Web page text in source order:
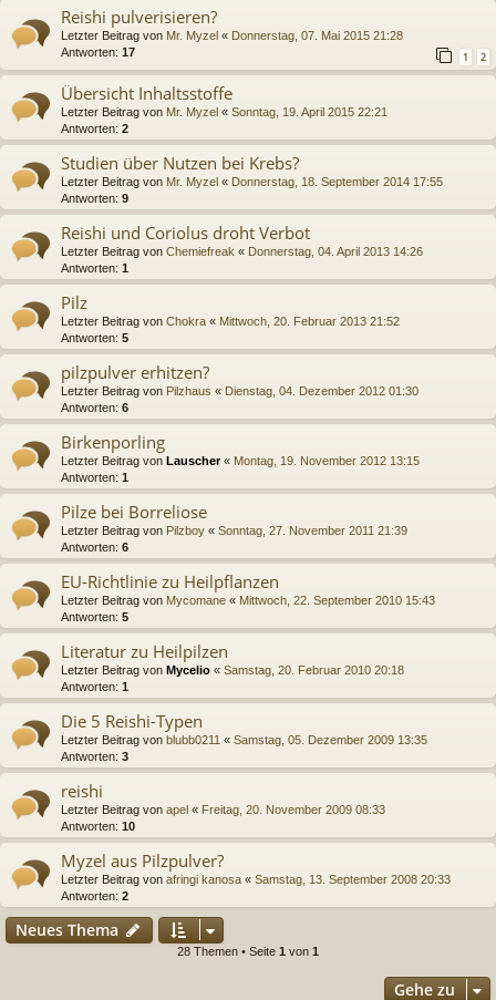
Reishi pulverisieren?
Letzter Beitrag von Mr. Myzel « Donnerstag, 07. Mai 2015 21:28
Antworten: 17 1 2
Übersicht Inhaltsstoffe
Letzter Beitrag von Mr. Myzel « Sonntag, 19. April 2015 22:21
Antworten: 2
Studien über Nutzen bei Krebs?
Letzter Beitrag von Mr. Myzel « Donnerstag, 18. September 2014 17:55
Antworten: 9
Reishi und Coriolus droht Verbot
Letzter Beitrag von Chemiefreak « Donnerstag, 04. April 2013 14:26
Antworten: 1
Pilz
Letzter Beitrag von Chokra « Mittwoch, 20. Februar 2013 21:52
Antworten: 5
pilzpulver erhitzen?
Letzter Beitrag von Pilzhaus « Dienstag, 04. Dezember 2012 01:30
Antworten: 6
Birkenporling
Letzter Beitrag von Lauscher« Montag, 19. November 2012 13:15
Antworten: 1
Pilze bei Borreliose
Letzter Beitrag von Pilzboy « Sonntag, 27. November 2011 21:39
Antworten: 6
EU-Richtlinie zu Heilpflanzen
Letzter Beitrag von Mycomane « Mittwoch, 22. September 2010 15:43
Antworten: 5
Literatur zu Heilpilzen
Letzter Beitrag von Mycelio « Samstag, 20. Februar 2010 20:18
Antworten: 1
Die 5 Reishi-Typen
Letzter Beitrag von blubb0211 « Samstag, 05. Dezember 2009 13:35
Antworten: 3
reishi
Letzter Beitrag von apel « Freitag, 20. November 2009 08:33
Antworten: 10
Myzel aus Pilzpulver?
Letzter Beitrag von afringi kanosa « Samstag, 13. September 2008 20:33
Antworten: 2
Neues Thema
28 Themen • Seite 1 von 1
Gehe zu